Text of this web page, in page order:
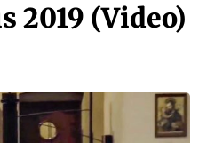
2019 (Video)